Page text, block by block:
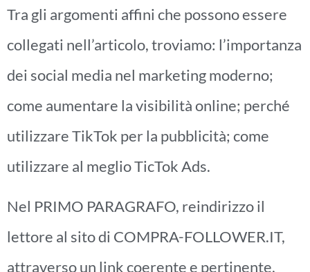
Tra gli argomenti affini che possono essere
collegati nell’articolo, troviamo: l’importanza
dei social media nel marketing moderno;
come aumentare la visibilità online; perché
utilizzare TikTok per la pubblicità; come
utilizzare al meglio TicTok Ads.
Nel PRIMO PARAGRAFO, reindirizzo il
lettore al sito di COMPRA-FOLLOWER.IT,
attraverso un link coerente e pertinente,